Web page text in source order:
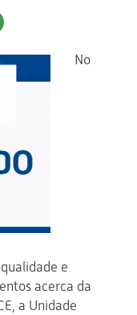
No
e
acerca da
a Unidade